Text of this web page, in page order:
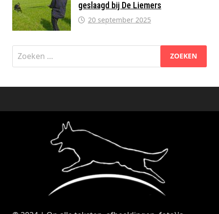
geslaagd bij De Liemers
20 september 2025
Zoeken
naar: